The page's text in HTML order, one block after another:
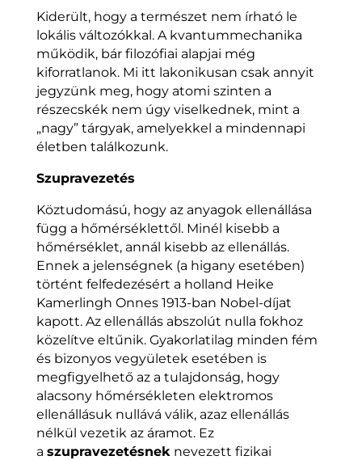
Kiderült, hogy a természet nem írható le
lokális változókkal. A kvantummechanika
működik, bár filozófiai alapjai még
kiforratlanok. Mi itt lakonikusan csak annyit
jegyzünk meg, hogy atomi szinten a
részecskék nem úgy viselkednek, mint a
„nagy” tárgyak, amelyekkel a mindennapi
életben találkozunk.
Szupravezetés
Köztudomású, hogy az anyagok ellenállása
függ a hőmérséklettől. Minél kisebb a
hőmérséklet, annál kisebb az ellenállás.
Ennek a jelenségnek (a higany esetében)
történt felfedezésért a holland Heike
Kamerlingh Onnes 1913-ban Nobel-díjat
kapott. Az ellenállás abszolút nulla fokhoz
közelítve eltűnik. Gyakorlatilag minden fém
és bizonyos vegyületek esetében is
megfigyelhető az a tulajdonság, hogy
alacsony hőmérsékleten elektromos
ellenállásuk nullává válik, azaz ellenállás
nélkül vezetik az áramot. Ez
a szupravezetésnek nevezett fizikai